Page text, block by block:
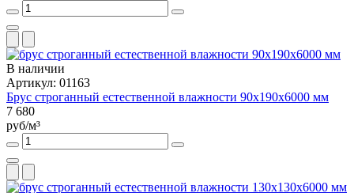
В наличии
Артикул: 01163
Брус строганный естественной влажности 90х190х6000 мм
7 680
руб/м³